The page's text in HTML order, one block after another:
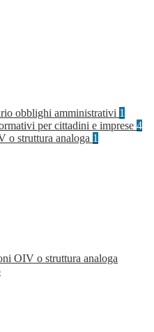
obblighi amministrativi 1
per cittadini e imprese 4
o struttura analoga 1
OIV o struttura analoga